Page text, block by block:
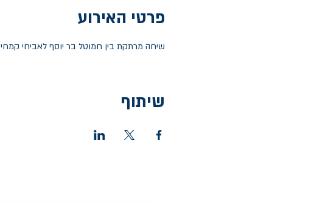
פרטי האירוע
שיחה מרתקת בין חמוטל בר יוסף לאביחי קמחי
שיתוף